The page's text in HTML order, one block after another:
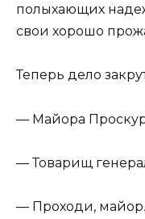
полыхающих
свои хорошо
Теперь дело
— Майора
— Товарищ
— Проходи,